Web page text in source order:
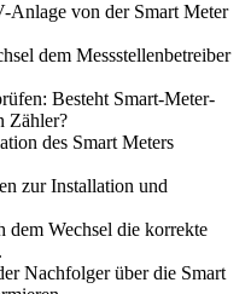
Anlage von der Smart Meter
dem Messstellenbetreiber
Besteht Smart-Meter-
Zähler?
des Smart Meters
zur Installation und
dem Wechsel die korrekte
Nachfolger über die Smart